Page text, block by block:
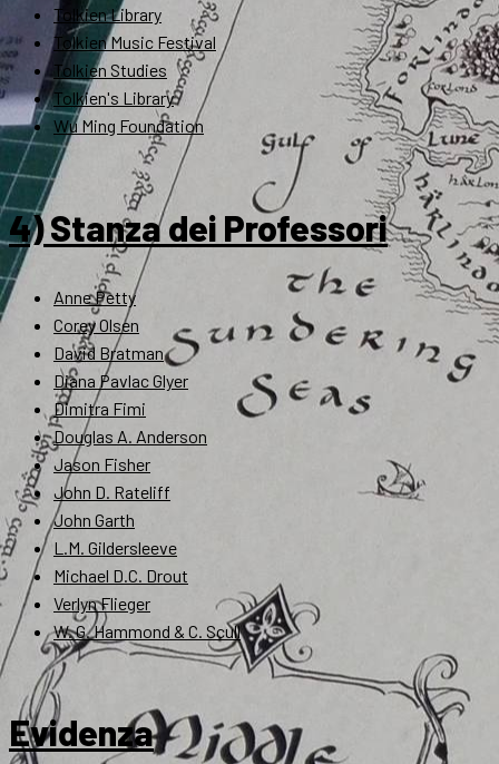
Tolkien Library
Tolkien Music Festival
Tolkien Studies
Tolkien's Library
Wu Ming Foundation
4) Stanza dei Professori
Anne Petty
Corey Olsen
David Bratman
Diana Pavlac Glyer
Dimitra Fimi
Douglas A. Anderson
Jason Fisher
John D. Rateliff
John Garth
L.M. Gildersleeve
Michael D.C. Drout
Verlyn Flieger
W. G. Hammond & C. Scull
Evidenza